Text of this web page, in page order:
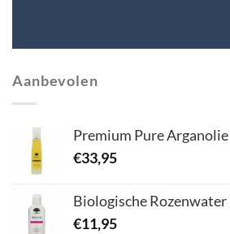
Aanbevolen
Premium Pure
€33,95
Biologische Rozenwater
€11,95